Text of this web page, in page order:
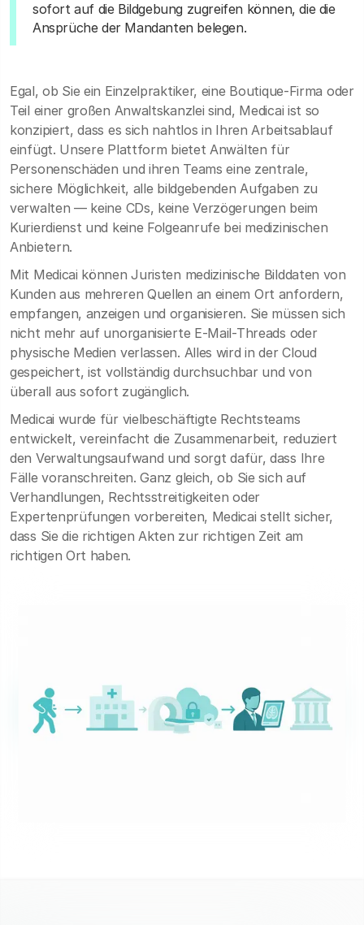
sofort auf die Bildgebung zugreifen können, die die
Ansprüche der Mandanten belegen.
Egal, ob Sie ein Einzelpraktiker, eine Boutique-Firma oder
Teil einer großen Anwaltskanzlei sind, Medicai ist so
konzipiert, dass es sich nahtlos in Ihren Arbeitsablauf
einfügt. Unsere Plattform bietet Anwälten für
Personenschäden und ihren Teams eine zentrale,
sichere Möglichkeit, alle bildgebenden Aufgaben zu
verwalten — keine CDs, keine Verzögerungen beim
Kurierdienst und keine Folgeanrufe bei medizinischen
Anbietern.
Mit Medicai können Juristen medizinische Bilddaten von
Kunden aus mehreren Quellen an einem Ort anfordern,
empfangen, anzeigen und organisieren. Sie müssen sich
nicht mehr auf unorganisierte E-Mail-Threads oder
physische Medien verlassen. Alles wird in der Cloud
gespeichert, ist vollständig durchsuchbar und von
überall aus sofort zugänglich.
Medicai wurde für vielbeschäftigte Rechtsteams
entwickelt, vereinfacht die Zusammenarbeit, reduziert
den Verwaltungsaufwand und sorgt dafür, dass Ihre
Fälle voranschreiten. Ganz gleich, ob Sie sich auf
Verhandlungen, Rechtsstreitigkeiten oder
Expertenprüfungen vorbereiten, Medicai stellt sicher,
dass Sie die richtigen Akten zur richtigen Zeit am
richtigen Ort haben.